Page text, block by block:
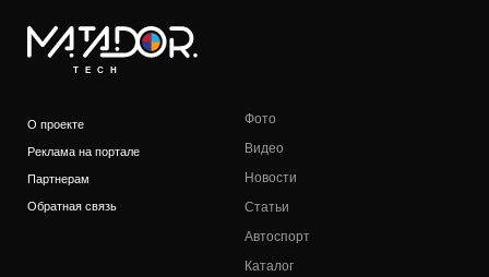
TECH
О проекте
Реклама на портале
Партнерам
Обратная связь
Фото
Видео
Новости
Статьи
Автоспорт
Каталог